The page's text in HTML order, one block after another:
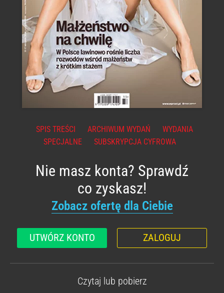
SPIS TREŚCI ARCHIWUM WYDAŃ
WYDANIA
SPECJALNE
SUBSKRYPCJA CYFROWA
Nie masz konta? Sprawdź
co zyskasz!
Zobacz ofertę dla Ciebie
UTWÓRZ KONTO ZALOGUJ
Czytaj lub pobierz